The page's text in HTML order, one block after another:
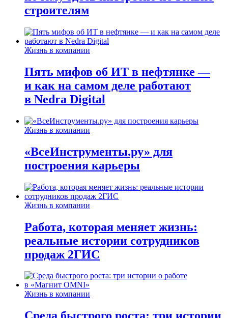
строителям
Жизнь в компании
Пять мифов об ИТ в нефтянке —
и как на самом деле работают
в Nedra Digital
Жизнь в компании
«ВсеИнструменты.ру» для
построения карьеры
Жизнь в компании
Работа, которая меняет жизнь:
реальные истории сотрудников
продаж 2ГИС
Жизнь в компании